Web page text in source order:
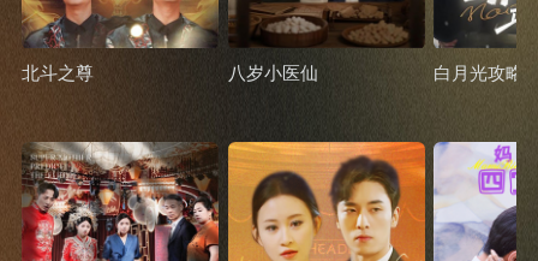
北斗之尊 八岁小医仙 白月光攻略